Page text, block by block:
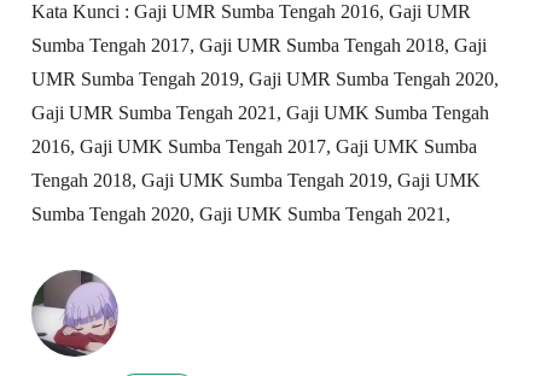
Kata Kunci : Gaji UMR Sumba Tengah 2016, Gaji UMR
Sumba Tengah 2017, Gaji UMR Sumba Tengah 2018, Gaji
UMR Sumba Tengah 2019, Gaji UMR Sumba Tengah 2020,
Gaji UMR Sumba Tengah 2021, Gaji UMK Sumba Tengah
2016, Gaji UMK Sumba Tengah 2017, Gaji UMK Sumba
Tengah 2018, Gaji UMK Sumba Tengah 2019, Gaji UMK
Sumba Tengah 2020, Gaji UMK Sumba Tengah 2021,